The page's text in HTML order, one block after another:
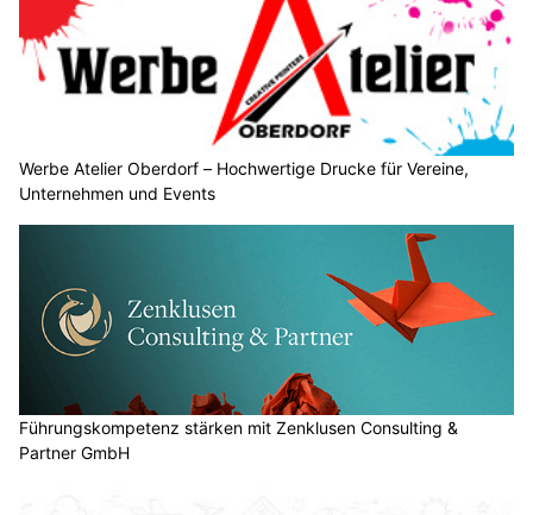
Werbe Atelier Oberdorf – Hochwertige Drucke für Vereine,
Unternehmen und Events
Führungskompetenz stärken mit Zenklusen Consulting &
Partner GmbH